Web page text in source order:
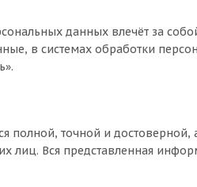
данных влечёт за
в системах обработки
полной, точной и
лиц. Вся представленная